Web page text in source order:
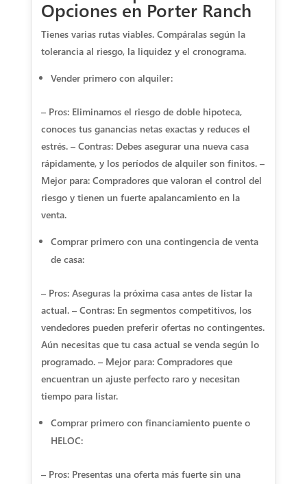
Opciones en Porter Ranch
Tienes varias rutas viables. Compáralas según la
tolerancia al riesgo, la liquidez y el cronograma.
Vender primero con alquiler:
– Pros: Eliminamos el riesgo de doble hipoteca,
conoces tus ganancias netas exactas y reduces el
estrés. – Contras: Debes asegurar una nueva casa
rápidamente, y los períodos de alquiler son finitos. –
Mejor para: Compradores que valoran el control del
riesgo y tienen un fuerte apalancamiento en la
venta.
Comprar primero con una contingencia de venta
de casa:
– Pros: Aseguras la próxima casa antes de listar la
actual. – Contras: En segmentos competitivos, los
vendedores pueden preferir ofertas no contingentes.
Aún necesitas que tu casa actual se venda según lo
programado. – Mejor para: Compradores que
encuentran un ajuste perfecto raro y necesitan
tiempo para listar.
Comprar primero con financiamiento puente o
HELOC:
– Pros: Presentas una oferta más fuerte sin una